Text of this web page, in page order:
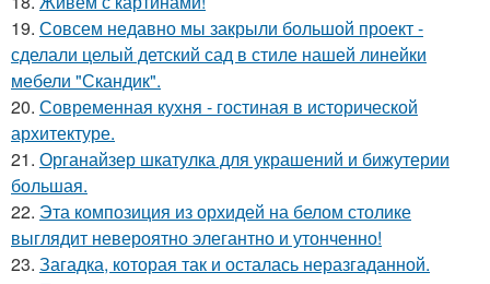
19. Совсем недавно мы закрыли большой проект -
сделали целый детский сад в стиле нашей линейки
мебели "Скандик".
20. Современная кухня - гостиная в исторической
архитектуре.
21. Органайзер шкатулка для украшений и бижутерии
большая.
22. Эта композиция из орхидей на белом столике
выглядит невероятно элегантно и утонченно!
23. Загадка, которая так и осталась неразгаданной.